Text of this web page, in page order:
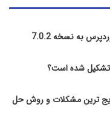
به نسخه 7.0.2
شده است؟
ترین مشکلات و روش حل